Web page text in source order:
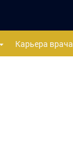
Карьера врача